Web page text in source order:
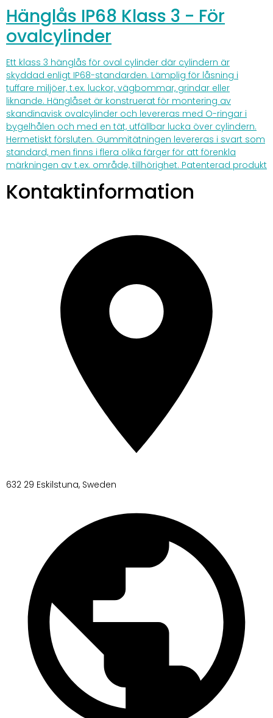
Hänglås IP68 Klass 3 - För
ovalcylinder
Ett klass 3 hänglås för oval cylinder där cylindern är
skyddad enligt IP68-standarden. Lämplig för låsning i
tuffare miljöer, t.ex. luckor, vägbommar, grindar eller
liknande. Hänglåset är konstruerat för montering av
skandinavisk ovalcylinder och levereras med O-ringar i
bygelhålen och med en tät, utfällbar lucka över cylindern.
Hermetiskt försluten. Gummitätningen levereras i svart som
standard, men finns i flera olika färger för att förenkla
märkningen av t.ex. område, tillhörighet. Patenterad produkt
Kontaktinformation
632 29 Eskilstuna, Sweden